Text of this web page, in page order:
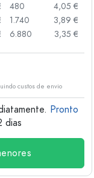
480
4,05 €
1.740
3,89 €
6.880
3,35 €
custos de envio
Pronto
dias